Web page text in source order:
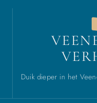
Duik dieper in het